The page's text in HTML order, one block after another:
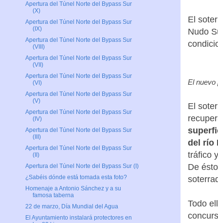
El
Nudo
El
del río
tráfico
De
Todo
Apertura del Túnel Norte del Bypass Sur
(X)
Apertura del Túnel Norte del Bypass Sur
(IX)
Apertura del Túnel Norte del Bypass Sur
(VIII)
Apertura del Túnel Norte del Bypass Sur
(VII)
Apertura del Túnel Norte del Bypass Sur
(VI)
Apertura del Túnel Norte del Bypass Sur
(V)
Apertura del Túnel Norte del Bypass Sur
(IV)
Apertura del Túnel Norte del Bypass Sur
(III)
Apertura del Túnel Norte del Bypass Sur
(II)
Apertura del Túnel Norte del Bypass Sur (I)
¿Sabéis dónde está tomada esta foto?
Homenaje a Antonio Sánchez y a su
famosa taberna
22 de marzo, Día Mundial del Agua
El Ayuntamiento instalará protectores en